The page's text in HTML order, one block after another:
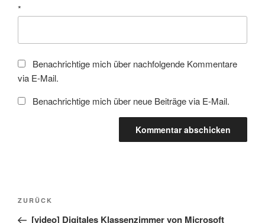
*
Benachrichtige mich über nachfolgende Kommentare
via E-Mail.
Benachrichtige mich über neue Beiträge via E-Mail.
Beitragsnavigation
Vorheriger
Beitrag
ZURÜCK
[video] Digitales Klassenzimmer von Microsoft